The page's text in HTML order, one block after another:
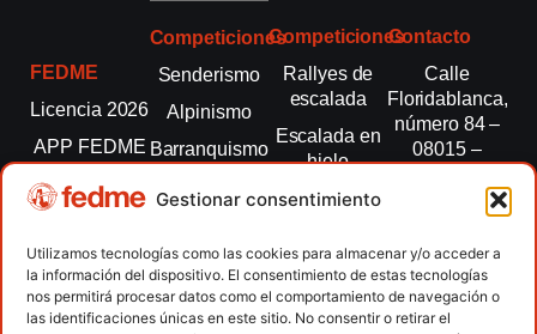
Gestionar consentimiento
Utilizamos tecnologías como las cookies para almacenar y/o acceder a
la información del dispositivo. El consentimiento de estas tecnologías
nos permitirá procesar datos como el comportamiento de navegación o
las identificaciones únicas en este sitio. No consentir o retirar el
FEDME
Licencia 2026
APP FEDME
Transparencia
autonómicas
Clubes
Contacto
Competiciones
Senderismo
Alpinismo
Barranquismo
montaña
Escalada
Escalada
paralimpica
Competiciones
Rallyes de
escalada
Escalada en
hielo
Esquí de
Marcha
Nórdica
Raquetas de
Contacto
Calle
Floridablanca,
número 84 –
08015 –
fedme@fedme.es
934 264 267